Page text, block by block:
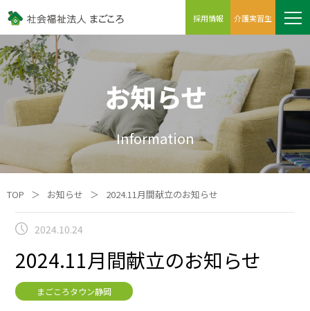
採用情報 介護実習生
お知らせ
Information
TOP ＞ お知らせ ＞ 2024.11月間献立のお知らせ
2024.10.24
2024.11月間献立のお知らせ
まごころタウン静岡